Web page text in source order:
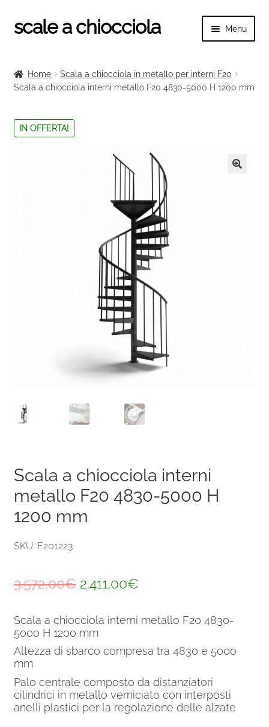
Vai
alla
Vai
al
scale a chiocciola Menu
il
menu
Tutte le scale
Categorie scale
child
il
Home
Scala a chiocciola in metallo per interni F20
Scala a chiocciola interni metallo F20 4830-5000 H 1200 mm
IN OFFERTA!
Scala a chiocciola interni
metallo F20 4830-5000 H
1200 mm
SKU: F201223
3.572,00€ Il
originale
era:
2.411,00€Il
attuale
è:
Scala a chiocciola interni metallo F20 4830-
5000 H 1200 mm
Altezza di sbarco compresa tra 4830 e 5000
mm
Palo centrale composto da distanziatori
cilindrici in metallo verniciato con interposti
anelli plastici per la regolazione delle alzate